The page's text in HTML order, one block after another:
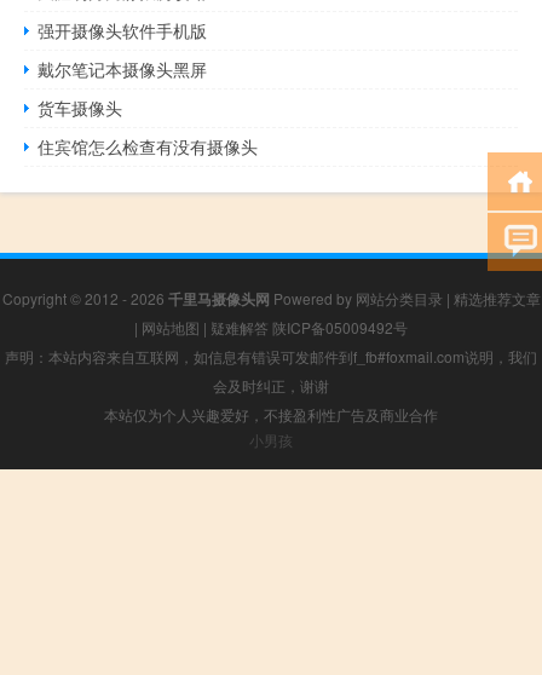
强开摄像头软件手机版
戴尔笔记本摄像头黑屏
货车摄像头
住宾馆怎么检查有没有摄像头
Copyright © 2012 - 2026 千里马摄像头网 Powered by 网站分类目录 | 精选推荐文章
| 网站地图 | 疑难解答 陕ICP备05009492号
声明：本站内容来自互联网，如信息有错误可发邮件到f_fb#foxmail.com说明，我们
会及时纠正，谢谢
本站仅为个人兴趣爱好，不接盈利性广告及商业合作
小男孩